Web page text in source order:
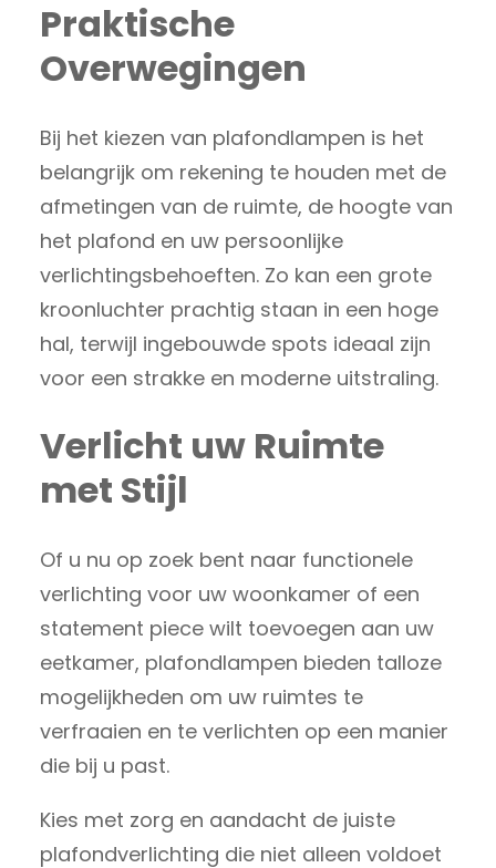
Praktische
Overwegingen
Bij het kiezen van plafondlampen is het
belangrijk om rekening te houden met de
afmetingen van de ruimte, de hoogte van
het plafond en uw persoonlijke
verlichtingsbehoeften. Zo kan een grote
kroonluchter prachtig staan in een hoge
hal, terwijl ingebouwde spots ideaal zijn
voor een strakke en moderne uitstraling.
Verlicht uw Ruimte
met Stijl
Of u nu op zoek bent naar functionele
verlichting voor uw woonkamer of een
statement piece wilt toevoegen aan uw
eetkamer, plafondlampen bieden talloze
mogelijkheden om uw ruimtes te
verfraaien en te verlichten op een manier
die bij u past.
Kies met zorg en aandacht de juiste
plafondverlichting die niet alleen voldoet